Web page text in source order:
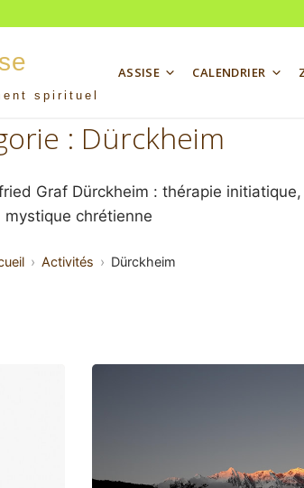
spirituel
ASSISE CALENDRIER
: Dürckheim
Graf Dürckheim : thérapie
mystique chrétienne
Activités Dürckheim